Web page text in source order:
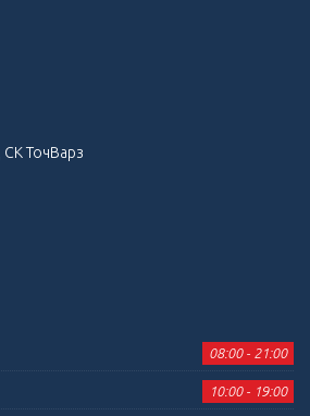
ТочВарз
08:00 - 21:00
10:00 - 19:00